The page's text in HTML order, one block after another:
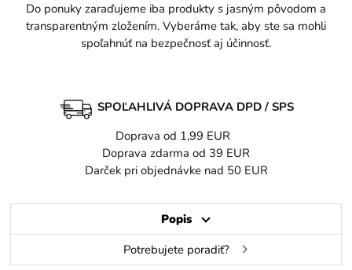
Do ponuky zaraďujeme iba produkty s jasným pôvodom a
transparentným zložením. Vyberáme tak, aby ste sa mohli
spoľahnúť na bezpečnosť aj účinnosť.
SPOĽAHLIVÁ DOPRAVA DPD / SPS
Doprava od 1,99 EUR
Doprava zdarma od 39 EUR
Darček pri objednávke nad 50 EUR
Popis
Potrebujete poradiť?